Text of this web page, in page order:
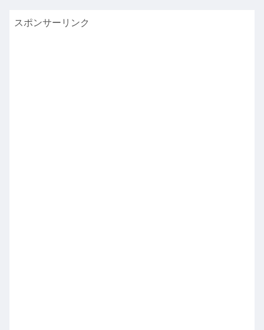
スポンサーリンク